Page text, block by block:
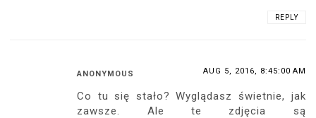
REPLY
ANONYMOUS AUG 5, 2016, 8:45:00 AM
Co tu się stało? Wyglądasz świetnie, jak
zawsze. Ale te zdjęcia są